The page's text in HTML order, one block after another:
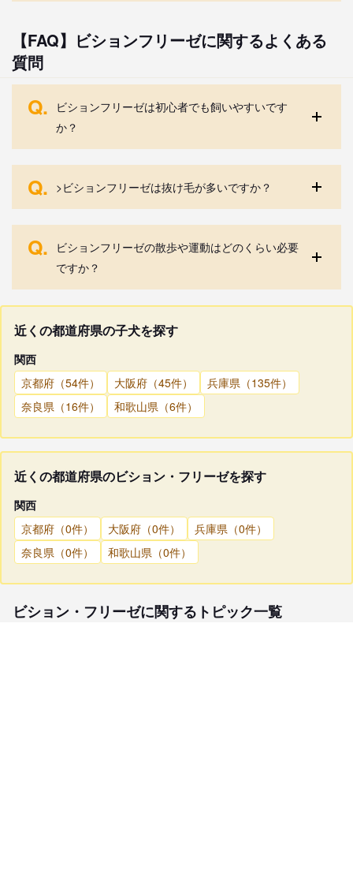
【FAQ】ビションフリーゼに関するよくある
質問
Q.
ビションフリーゼは初心者でも飼いやすいです
か？
Q. >ビションフリーゼは抜け毛が多いですか？
Q.
ビションフリーゼの散歩や運動はどのくらい必要
ですか？
近くの都道府県の子犬を探す
関西
京都府（54件）
大阪府（45件）
兵庫県（135件）
奈良県（16件）
和歌山県（6件）
近くの都道府県のビション・フリーゼを探す
関西
京都府（0件）
大阪府（0件）
兵庫県（0件）
奈良県（0件）
和歌山県（0件）
ビション・フリーゼに関するトピック一覧